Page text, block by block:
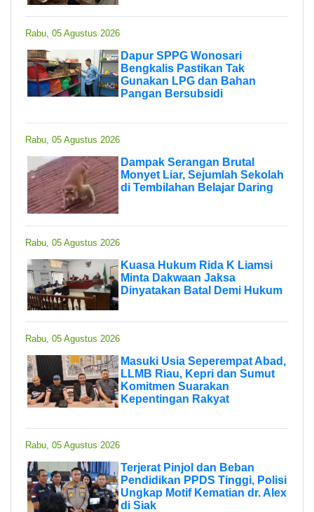
Rabu, 05 Agustus 2026
Dapur SPPG Wonosari
Bengkalis Pastikan Tak
Gunakan LPG dan Bahan
Pangan Bersubsidi
Rabu, 05 Agustus 2026
Dampak Serangan Brutal
Monyet Liar, Sejumlah Sekolah
di Tembilahan Belajar Daring
Rabu, 05 Agustus 2026
Kuasa Hukum Rida K Liamsi
Minta Dakwaan Jaksa
Dinyatakan Batal Demi Hukum
Rabu, 05 Agustus 2026
Masuki Usia Seperempat Abad,
LLMB Riau, Kepri dan Sumut
Komitmen Suarakan
Kepentingan Rakyat
Rabu, 05 Agustus 2026
Terjerat Pinjol dan Beban
Pendidikan PPDS Tinggi, Polisi
Ungkap Motif Kematian dr. Alex
di Siak